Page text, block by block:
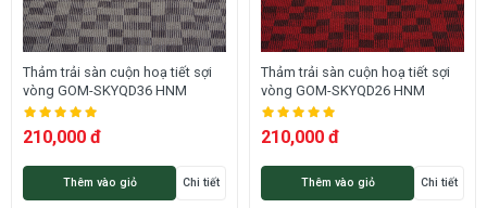
Thảm trải sàn cuộn hoạ tiết sợi
vòng GOM-SKYQD36 HNM
210,000 đ
Thêm vào giỏ Chi tiết
Thảm trải sàn cuộn hoạ tiết sợi
vòng GOM-SKYQD26 HNM
210,000 đ
Thêm vào giỏ Chi tiết